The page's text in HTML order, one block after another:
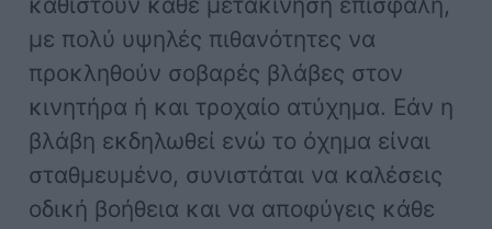
με πολύ υψηλές πιθανότητες να
προκληθούν σοβαρές βλάβες στον
κινητήρα ή και τροχαίο ατύχημα. Εάν η
βλάβη εκδηλωθεί ενώ το όχημα είναι
σταθμευμένο, συνιστάται να καλέσεις
οδική βοήθεια και να αποφύγεις κάθε